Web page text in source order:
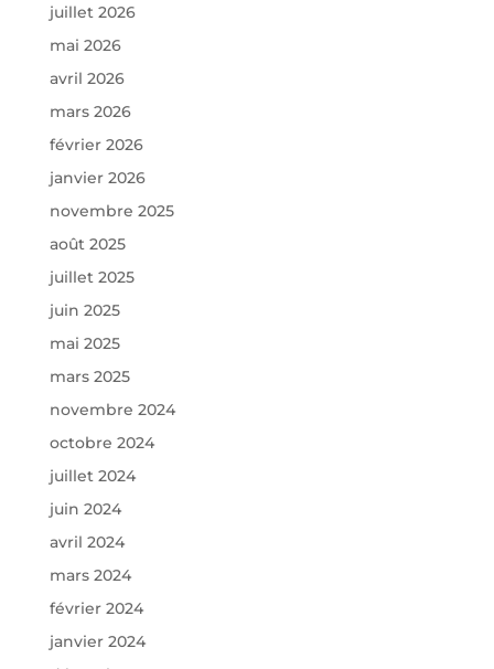
juillet 2026
mai 2026
avril 2026
mars 2026
février 2026
janvier 2026
novembre 2025
août 2025
juillet 2025
juin 2025
mai 2025
mars 2025
novembre 2024
octobre 2024
juillet 2024
juin 2024
avril 2024
mars 2024
février 2024
janvier 2024